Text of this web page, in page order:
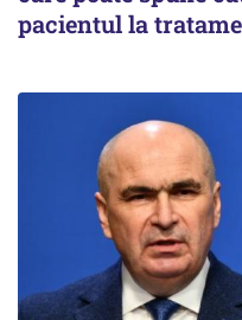
pacientul la